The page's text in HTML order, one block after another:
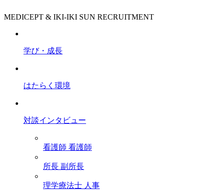
MEDICEPT & IKI-IKI SUN RECRUITMENT
学び・成長
はたらく環境
対談インタビュー
看護師 看護師
所長 副所長
理学療法士 人事